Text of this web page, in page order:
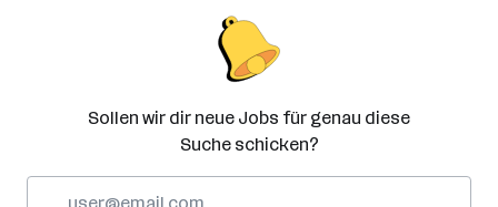
Sollen wir dir neue Jobs für genau diese
Suche schicken?